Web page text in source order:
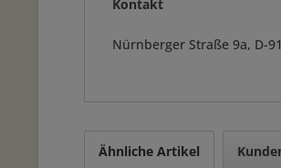
Kontakt
Nürnberger Straße 9a, D-
Ähnliche Artikel